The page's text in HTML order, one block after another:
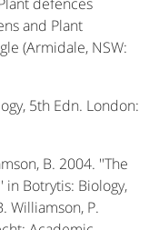
and Plant
(Armidale, NSW:
5th Edn. London:
B. 2004. ''The
in Botrytis: Biology,
Williamson, P.